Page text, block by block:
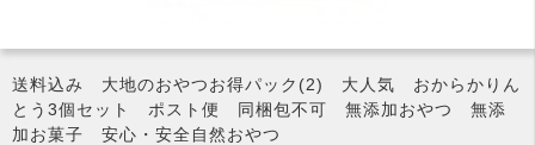
送料込み 大地のおやつお得パック(2) 大人気 おからかりん
とう3個セット ポスト便 同梱包不可 無添加おやつ 無添
加お菓子 安心・安全自然おやつ